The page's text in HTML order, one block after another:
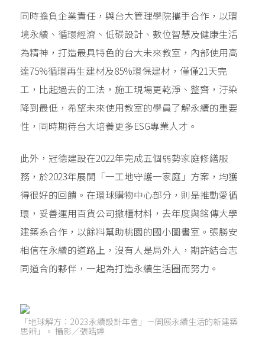
同時擔負企業責任，與台大管理學院攜手合作，以環
境永續、循環經濟、低碳設計、數位智慧及健康生活
為精神，打造最具特色的台大未來教室，內部使用高
達75%循環再生建材及85%環保建材，僅僅21天完
工，比起過去的工法，施工現場更乾淨、整齊，汙染
降到最低，希望未來使用教室的學員了解永續的重要
性，同時期待台大培養更多ESG專業人才。
此外，冠德建設在2022年完成五個弱勢家庭修繕服
務，於2023年展開「一工地守護一家庭」方案，均獲
得很好的回饋。在環球購物中心部分，則是推動愛循
環，妥善運用百貨公司撤櫃材料，去年度與銘傳大學
建築系合作，以餘料幫助桃園的國小圖書室。張勝安
相信在永續的道路上，沒有人是局外人，期許結合志
同道合的夥伴，一起為打造永續生活圈而努力。
「地球解方：2023永續設計年會」－開展永續生活的新建築
思辨」。 攝影／張皓婷